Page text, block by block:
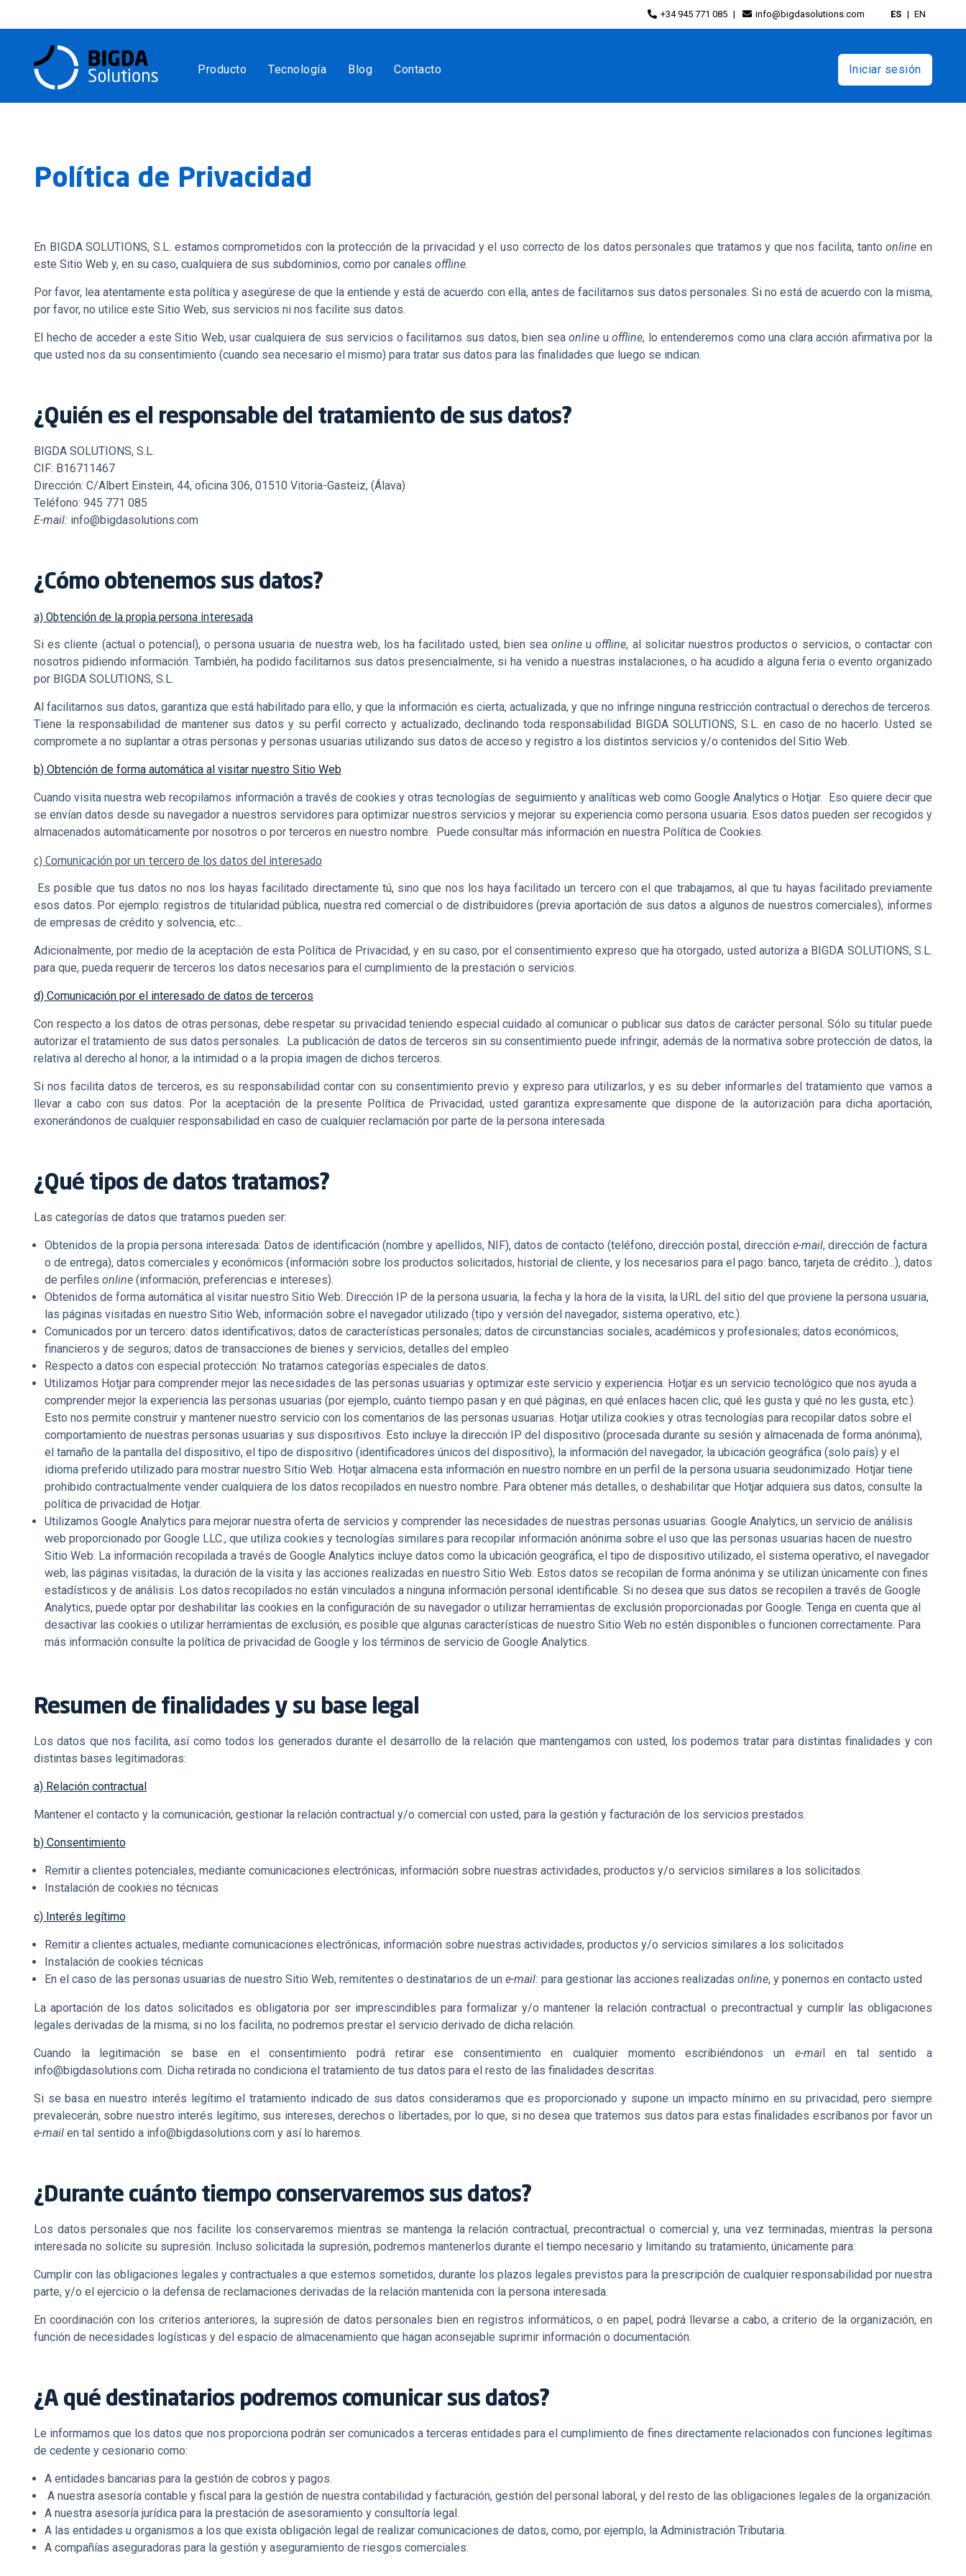
+34 945 771 085 info@bigdasolutions.com ES EN
Producto Tecnología Blog Contacto Iniciar sesión
Política de Privacidad
En BIGDA SOLUTIONS, S.L. estamos comprometidos con la protección de la privacidad y el uso correcto de los datos personales que tratamos y que nos facilita, tantoonline en
este Sitio Web y, en su caso, cualquiera de sus subdominios, como por canales offline.
Por favor, lea atentamente esta política y asegúrese de que la entiende y está de acuerdo con ella, antes de facilitarnos sus datos personales. Si no está de acuerdo con la misma,
por favor, no utilice este Sitio Web, sus servicios ni nos facilite sus datos.
El hecho de acceder a este Sitio Web, usar cualquiera de sus servicios o facilitarnos sus datos, bien seaonline uoffline, lo entenderemos como una clara acción afirmativa por la
que usted nos da su consentimiento (cuando sea necesario el mismo) para tratar sus datos para las finalidades que luego se indican.
¿Quién es el responsable del tratamiento de sus datos?
BIGDA SOLUTIONS, S.L.
CIF: B16711467
Dirección: C/Albert Einstein, 44, oficina 306, 01510 Vitoria-Gasteiz, (Álava)
Teléfono: 945 771 085
E-mail: info@bigdasolutions.com
¿Cómo obtenemos sus datos?
a) Obtención de la propia persona interesada
Si es cliente (actual o potencial), o persona usuaria de nuestra web, los ha facilitado usted, bien seaonline uoffline, al solicitar nuestros productos o servicios, o contactar con
nosotros pidiendo información. También, ha podido facilitarnos sus datos presencialmente, si ha venido a nuestras instalaciones, o ha acudido a alguna feria o evento organizado
por BIGDA SOLUTIONS, S.L.
Al facilitarnos sus datos, garantiza que está habilitado para ello, y que la información es cierta, actualizada, y que no infringe ninguna restricción contractual o derechos de terceros.
Tiene la responsabilidad de mantener sus datos y su perfil correcto y actualizado, declinando toda responsabilidad BIGDA SOLUTIONS, S.L. en caso de no hacerlo. Usted se
compromete a no suplantar a otras personas y personas usuarias utilizando sus datos de acceso y registro a los distintos servicios y/o contenidos del Sitio Web.
b) Obtención de forma automática al visitar nuestro Sitio Web
Cuando visita nuestra web recopilamos información a través de cookies y otras tecnologías de seguimiento y analíticas web como Google Analytics o Hotjar. Eso quiere decir que
se envían datos desde su navegador a nuestros servidores para optimizar nuestros servicios y mejorar su experiencia como persona usuaria. Esos datos pueden ser recogidos y
almacenados automáticamente por nosotros o por terceros en nuestro nombre. Puede consultar más información en nuestra Política de Cookies.
c) Comunicación por un tercero de los datos del interesado
Es posible que tus datos no nos los hayas facilitado directamente tú, sino que nos los haya facilitado un tercero con el que trabajamos, al que tu hayas facilitado previamente
esos datos. Por ejemplo: registros de titularidad pública, nuestra red comercial o de distribuidores (previa aportación de sus datos a algunos de nuestros comerciales), informes
de empresas de crédito y solvencia, etc…
Adicionalmente, por medio de la aceptación de esta Política de Privacidad, y en su caso, por el consentimiento expreso que ha otorgado, usted autoriza a BIGDA SOLUTIONS, S.L.
para que, pueda requerir de terceros los datos necesarios para el cumplimiento de la prestación o servicios.
d) Comunicación por el interesado de datos de terceros
Con respecto a los datos de otras personas, debe respetar su privacidad teniendo especial cuidado al comunicar o publicar sus datos de carácter personal. Sólo su titular puede
autorizar el tratamiento de sus datos personales. La publicación de datos de terceros sin su consentimiento puede infringir, además de la normativa sobre protección de datos, la
relativa al derecho al honor, a la intimidad o a la propia imagen de dichos terceros.
Si nos facilita datos de terceros, es su responsabilidad contar con su consentimiento previo y expreso para utilizarlos, y es su deber informarles del tratamiento que vamos a
llevar a cabo con sus datos. Por la aceptación de la presente Política de Privacidad, usted garantiza expresamente que dispone de la autorización para dicha aportación,
exonerándonos de cualquier responsabilidad en caso de cualquier reclamación por parte de la persona interesada.
¿Qué tipos de datos tratamos?
Las categorías de datos que tratamos pueden ser:
Obtenidos de la propia persona interesada: Datos de identificación (nombre y apellidos, NIF), datos de contacto (teléfono, dirección postal, dirección e-mail, dirección de factura
o de entrega), datos comerciales y económicos (información sobre los productos solicitados, historial de cliente, y los necesarios para el pago: banco, tarjeta de crédito...), datos
de perfiles online (información, preferencias e intereses).
Obtenidos de forma automática al visitar nuestro Sitio Web: Dirección IP de la persona usuaria, la fecha y la hora de la visita, la URL del sitio del que proviene la persona usuaria,
las páginas visitadas en nuestro Sitio Web, información sobre el navegador utilizado (tipo y versión del navegador, sistema operativo, etc.).
Comunicados por un tercero: datos identificativos; datos de características personales; datos de circunstancias sociales, académicos y profesionales; datos económicos,
financieros y de seguros; datos de transacciones de bienes y servicios, detalles del empleo
Respecto a datos con especial protección: No tratamos categorías especiales de datos.
Utilizamos Hotjar para comprender mejor las necesidades de las personas usuarias y optimizar este servicio y experiencia. Hotjar es un servicio tecnológico que nos ayuda a
comprender mejor la experiencia las personas usuarias (por ejemplo, cuánto tiempo pasan y en qué páginas, en qué enlaces hacen clic, qué les gusta y qué no les gusta, etc.).
Esto nos permite construir y mantener nuestro servicio con los comentarios de las personas usuarias. Hotjar utiliza cookies y otras tecnologías para recopilar datos sobre el
comportamiento de nuestras personas usuarias y sus dispositivos. Esto incluye la dirección IP del dispositivo (procesada durante su sesión y almacenada de forma anónima),
el tamaño de la pantalla del dispositivo, el tipo de dispositivo (identificadores únicos del dispositivo), la información del navegador, la ubicación geográfica (solo país) y el
idioma preferido utilizado para mostrar nuestro Sitio Web. Hotjar almacena esta información en nuestro nombre en un perfil de la persona usuaria seudonimizado. Hotjar tiene
prohibido contractualmente vender cualquiera de los datos recopilados en nuestro nombre. Para obtener más detalles, o deshabilitar que Hotjar adquiera sus datos, consulte la
política de privacidad de Hotjar.
Utilizamos Google Analytics para mejorar nuestra oferta de servicios y comprender las necesidades de nuestras personas usuarias. Google Analytics, un servicio de análisis
web proporcionado por Google LLC., que utiliza cookies y tecnologías similares para recopilar información anónima sobre el uso que las personas usuarias hacen de nuestro
Sitio Web. La información recopilada a través de Google Analytics incluye datos como la ubicación geográfica, el tipo de dispositivo utilizado, el sistema operativo, el navegador
web, las páginas visitadas, la duración de la visita y las acciones realizadas en nuestro Sitio Web. Estos datos se recopilan de forma anónima y se utilizan únicamente con fines
estadísticos y de análisis. Los datos recopilados no están vinculados a ninguna información personal identificable. Si no desea que sus datos se recopilen a través de Google
Analytics, puede optar por deshabilitar las cookies en la configuración de su navegador o utilizar herramientas de exclusión proporcionadas por Google. Tenga en cuenta que al
desactivar las cookies o utilizar herramientas de exclusión, es posible que algunas características de nuestro Sitio Web no estén disponibles o funcionen correctamente. Para
más información consulte la política de privacidad de Google y los términos de servicio de Google Analytics.
Resumen de finalidades y su base legal
Los datos que nos facilita, así como todos los generados durante el desarrollo de la relación que mantengamos con usted, los podemos tratar para distintas finalidades y con
distintas bases legitimadoras:
a) Relación contractual
Mantener el contacto y la comunicación, gestionar la relación contractual y/o comercial con usted, para la gestión y facturación de los servicios prestados.
b) Consentimiento
Remitir a clientes potenciales, mediante comunicaciones electrónicas, información sobre nuestras actividades, productos y/o servicios similares a los solicitados.
Instalación de cookies no técnicas
c) Interés legítimo
Remitir a clientes actuales, mediante comunicaciones electrónicas, información sobre nuestras actividades, productos y/o servicios similares a los solicitados
Instalación de cookies técnicas
En el caso de las personas usuarias de nuestro Sitio Web, remitentes o destinatarios de un e-mail: para gestionar las acciones realizadas online, y ponernos en contacto usted
La aportación de los datos solicitados es obligatoria por ser imprescindibles para formalizar y/o mantener la relación contractual o precontractual y cumplir las obligaciones
legales derivadas de la misma; si no los facilita, no podremos prestar el servicio derivado de dicha relación.
Cuando la legitimación se base en el consentimiento podrá retirar ese consentimiento en cualquier momento escribiéndonos un e-mail en tal sentido a
info@bigdasolutions.com. Dicha retirada no condiciona el tratamiento de tus datos para el resto de las finalidades descritas.
Si se basa en nuestro interés legítimo el tratamiento indicado de sus datos consideramos que es proporcionado y supone un impacto mínimo en su privacidad, pero siempre
prevalecerán, sobre nuestro interés legítimo, sus intereses, derechos o libertades, por lo que, si no desea que tratemos sus datos para estas finalidades escríbanos por favor un
e-mail en tal sentido a info@bigdasolutions.com y así lo haremos.
¿Durante cuánto tiempo conservaremos sus datos?
Los datos personales que nos facilite los conservaremos mientras se mantenga la relación contractual, precontractual o comercial y, una vez terminadas, mientras la persona
interesada no solicite su supresión. Incluso solicitada la supresión, podremos mantenerlos durante el tiempo necesario y limitando su tratamiento, únicamente para:
Cumplir con las obligaciones legales y contractuales a que estemos sometidos, durante los plazos legales previstos para la prescripción de cualquier responsabilidad por nuestra
parte, y/o el ejercicio o la defensa de reclamaciones derivadas de la relación mantenida con la persona interesada.
En coordinación con los criterios anteriores, la supresión de datos personales bien en registros informáticos, o en papel, podrá llevarse a cabo, a criterio de la organización, en
función de necesidades logísticas y del espacio de almacenamiento que hagan aconsejable suprimir información o documentación.
¿A qué destinatarios podremos comunicar sus datos?
Le informamos que los datos que nos proporciona podrán ser comunicados a terceras entidades para el cumplimiento de fines directamente relacionados con funciones legítimas
de cedente y cesionario como:
A entidades bancarias para la gestión de cobros y pagos.
A nuestra asesoría contable y fiscal para la gestión de nuestra contabilidad y facturación, gestión del personal laboral, y del resto de las obligaciones legales de la organización.
A nuestra asesoría jurídica para la prestación de asesoramiento y consultoría legal.
A las entidades u organismos a los que exista obligación legal de realizar comunicaciones de datos, como, por ejemplo, la Administración Tributaria.
A compañías aseguradoras para la gestión y aseguramiento de riesgos comerciales.